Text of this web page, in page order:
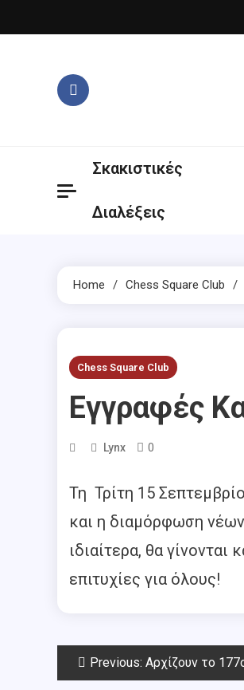
to
Σκακιστικές
Διαλέξεις
Home Chess Square Club
Chess Square Club
Εγγραφές
Lynx 0
Τη Τρίτη 15
και η διαμόρφωση
ιδιαίτερα, θα
επιτυχίες για όλους!
PostPrevious: Αρχίζουν το 177o